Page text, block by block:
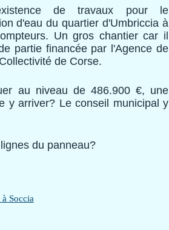
de travaux pour le
d'eau du quartier d'Umbriccia à
Un gros chantier car il
partie financée par l'Agence de
de Corse.
au niveau de 486.900 €, une
y arriver? Le conseil municipal y
du panneau?